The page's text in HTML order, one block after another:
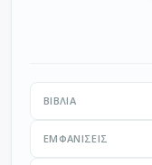
ΒΙΒΛΊΑ
ΕΜΦΑΝΊΣΕΙΣ